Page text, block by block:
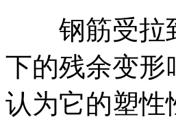
钢筋受拉到
下的残余变形
认为它的塑性